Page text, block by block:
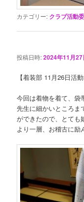
カテゴリー: クラブ活動
投稿日時:2024年11月27
【着装部 11月26日活動
今回は着物を着て、袋
先生に細かいところま
ができたので、とても
より一層、お稽古に励